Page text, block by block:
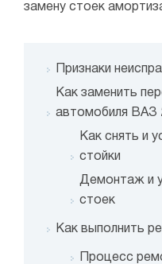
замену стоек
Признаки
Как заменить
автомобиля ВАЗ
Как снять и
стойки
Демонтаж и
стоек
Как выполнить
Процесс